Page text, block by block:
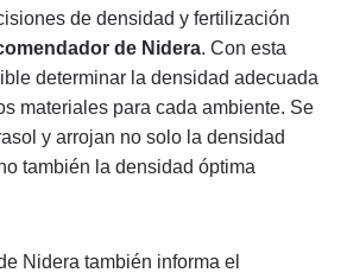
de densidad y fertilización
de Nidera. Con esta
determinar la densidad adecuada
materiales para cada ambiente. Se
y arrojan no solo la densidad
también la densidad óptima
Nidera también informa el